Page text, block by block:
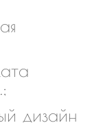
дизайн